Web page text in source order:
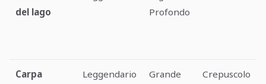
del lago
Profondo
Carpa
Leggendario
Grande
Crepuscolo